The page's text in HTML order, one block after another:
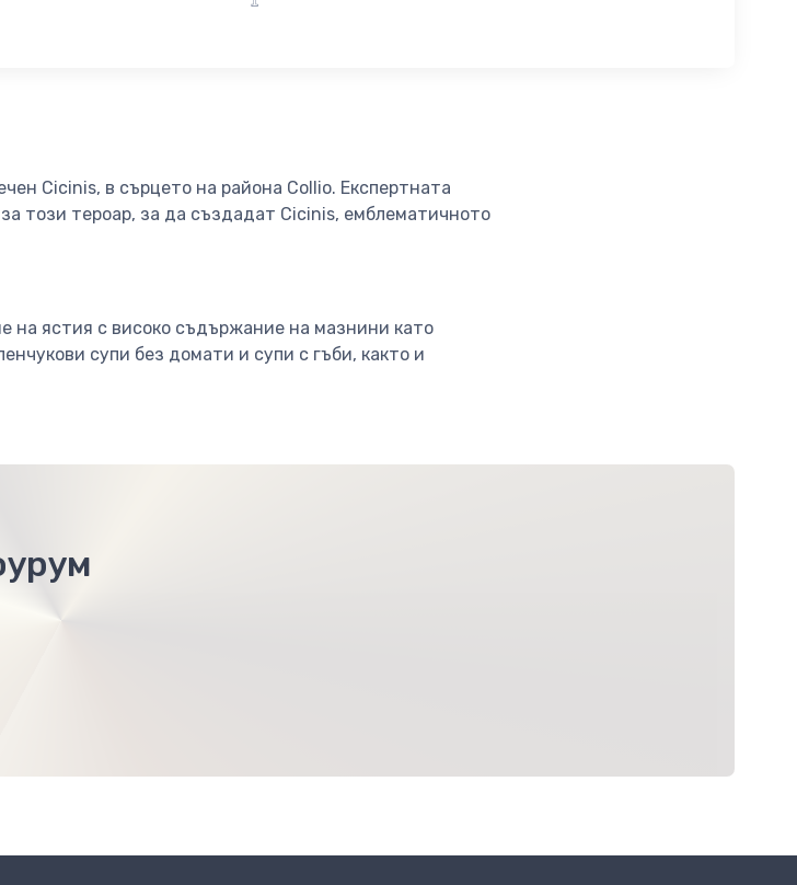
Cicinis, в сърцето на района Collio. Експертната
този тероар, за да създадат Cicinis, емблематичното
на ястия с високо съдържание на мазнини като
супи без домати и супи с гъби, както и